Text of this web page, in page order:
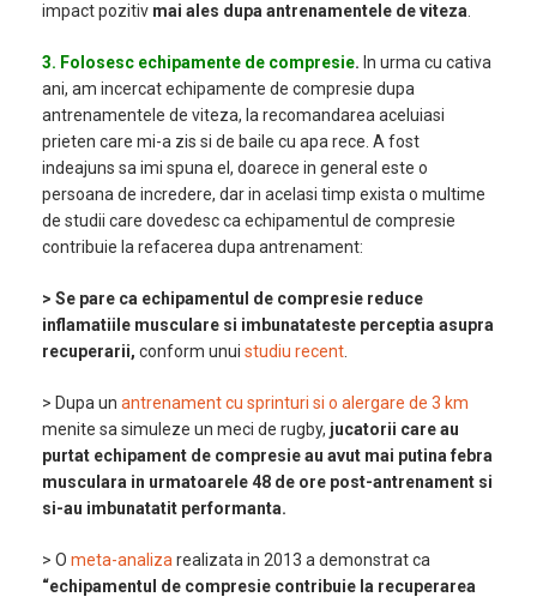
impact pozitiv mai ales dupa antrenamentele de viteza
3. Folosesc echipamente de compresie. In urma cu cativa
ani, am incercat echipamente de compresie dupa
antrenamentele de viteza, la recomandarea aceluiasi
prieten care mi-a zis si de baile cu apa rece. A fost
indeajuns sa imi spuna el, doarece in general este o
persoana de incredere, dar in acelasi timp exista o multime
de studii care dovedesc ca echipamentul de compresie
contribuie la refacerea dupa antrenament:
> Se pare ca echipamentul de compresie reduce
inflamatiile musculare si imbunatateste perceptia asupra
recuperarii, conform unui studiu recent
> Dupa un antrenament cu sprinturi si o alergare de 3 km
menite sa simuleze un meci de rugby, jucatorii care au
purtat echipament de compresie au avut mai putina febra
musculara in urmatoarele 48 de ore post-antrenament si
si-au imbunatatit performanta.
> O meta-analiza realizata in 2013 a demonstrat ca
“echipamentul de compresie contribuie la recuperarea